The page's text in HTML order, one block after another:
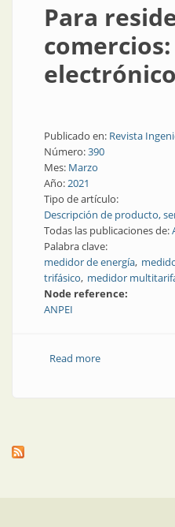
Para
Publicado en: Revista
Número:390
Mes: Marzo
Año:2021
Tipo de artículo:
Descripción de producto,
Todas las publicaciones de:
Palabra clave:
medidor de energía
trifásico medidor
Node reference:
ANPEI
Read moreabout Para